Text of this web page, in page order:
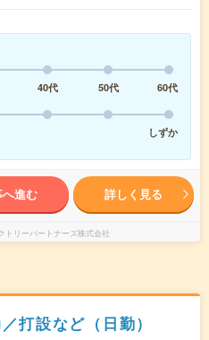
40代 50代
60代
しずか
へ進む 詳しく見る
トリーパートナーズ株式会社
打設など（日勤）